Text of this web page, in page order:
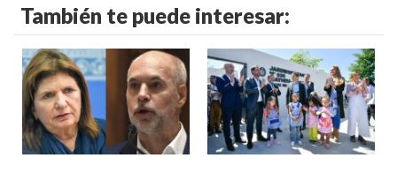
También te puede interesar: